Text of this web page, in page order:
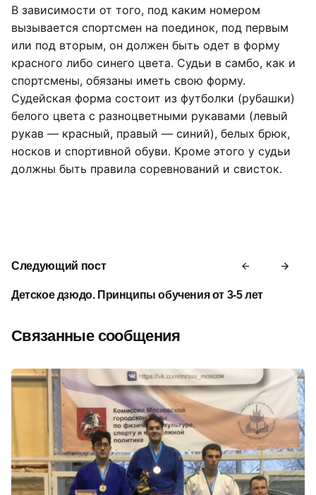
В зависимости от того, под каким номером
вызывается спортсмен на поединок, под первым
или под вторым, он должен быть одет в форму
красного либо синего цвета. Судьи в самбо, как и
спортсмены, обязаны иметь свою форму.
Судейская форма состоит из футболки (рубашки)
белого цвета с разноцветными рукавами (левый
рукав — красный, правый — синий), белых брюк,
носков и спортивной обуви. Кроме этого у судьи
должны быть правила соревнований и свисток.
Следующий пост
Детское дзюдо. Принципы обучения от 3-5 лет
Связанные сообщения